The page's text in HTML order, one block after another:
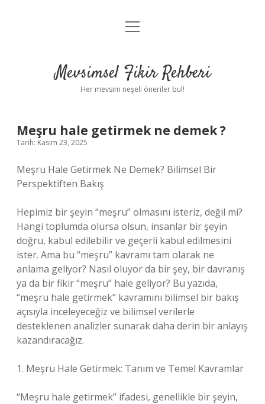
Anasayfa
Yasal Uyarı
menüyü
Mevsimsel Fikir Rehberi
Her mevsim neşeli öneriler bul!
Meşru hale getirmek ne demek ?
Tarih: Kasım 23, 2025
Meşru Hale Getirmek Ne Demek? Bilimsel Bir
Perspektiften Bakış
Hepimiz bir şeyin “meşru” olmasını isteriz, değil mi?
Hangi toplumda olursa olsun, insanlar bir şeyin
doğru, kabul edilebilir ve geçerli kabul edilmesini
ister. Ama bu “meşru” kavramı tam olarak ne
anlama geliyor? Nasıl oluyor da bir şey, bir davranış
ya da bir fikir “meşru” hale geliyor? Bu yazıda,
“meşru hale getirmek” kavramını bilimsel bir bakış
açısıyla inceleyeceğiz ve bilimsel verilerle
desteklenen analizler sunarak daha derin bir anlayış
kazandıracağız.
1. Meşru Hale Getirmek: Tanım ve Temel Kavramlar
“Meşru hale getirmek” ifadesi, genellikle bir şeyin,